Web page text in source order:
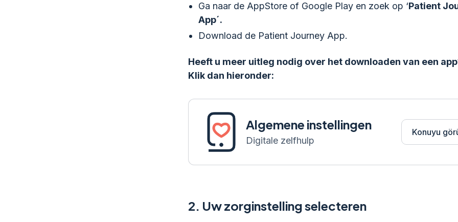
Ga naar de AppStore of Google Play en zoek op ‘Patient
App´.
Download de Patient Journey App.
Heeft u meer uitleg nodig over het downloaden van een
Klik dan hieronder:
Algemene instellingen
Digitale zelfhulp
Konuyu
2. Uw zorginstelling selecteren